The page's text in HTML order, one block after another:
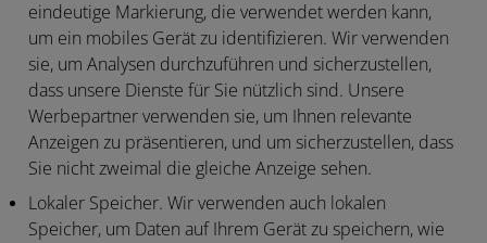
eindeutige Markierung, die verwendet werden kann,
um ein mobiles Gerät zu identifizieren. Wir verwenden
sie, um Analysen durchzuführen und sicherzustellen,
dass unsere Dienste für Sie nützlich sind. Unsere
Werbepartner verwenden sie, um Ihnen relevante
Anzeigen zu präsentieren, und um sicherzustellen, dass
Sie nicht zweimal die gleiche Anzeige sehen.
Lokaler Speicher. Wir verwenden auch lokalen
Speicher, um Daten auf Ihrem Gerät zu speichern, wie